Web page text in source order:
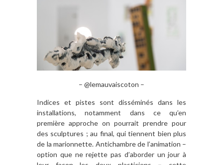
– @lemauvaiscoton –
Indices et pistes sont disséminés dans les
installations, notamment dans ce qu’en
première approche on pourrait prendre pour
des sculptures ; au final, qui tiennent bien plus
de la marionnette. Antichambre de l’animation –
option que ne rejette pas d’aborder un jour à